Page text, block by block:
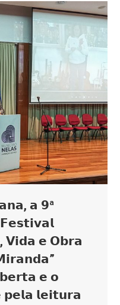
𝗮 𝟵ª
𝗩𝗶𝗱𝗮 𝗲 𝗢𝗯𝗿𝗮
𝗲 𝗼
𝗹𝗲𝗶𝘁𝘂𝗿𝗮